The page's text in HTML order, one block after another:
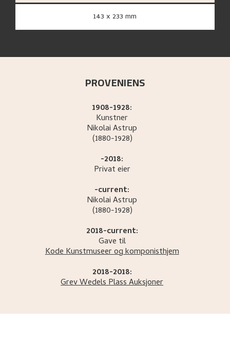
143 x 233 mm
PROVENIENS
1908-1928:
Kunstner
NikolaiAstrup
(1880-1928)
-2018:
Privat eier
-current:
NikolaiAstrup
(1880-1928)
2018-current:
Gave til
Kode Kunstmuseer og komponisthjem
2018-2018:
Grev Wedels Plass Auksjoner